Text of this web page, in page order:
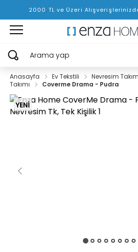
2000 TL ve Üzeri
Arama yap
Anasayfa Ev Tekstili Nevresim
Takımı
Coverme Drama - Pudra
YENİ